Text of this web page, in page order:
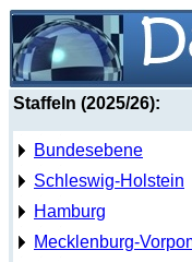
Staffeln (2025/26):
Bundesebene
Schleswig-Holstein
Hamburg
Mecklenburg-